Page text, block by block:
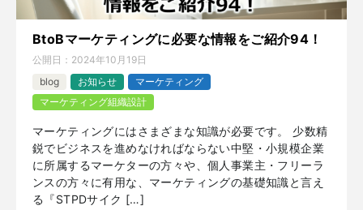
BtoBマーケティングに必要な情報をご紹介94！
公開日： 2024年10月19日
blog
お知らせ
マーケティング
マーケティング組織設計
マーケティングにはさまざまな知識が必要です。 少数精
鋭でビジネスを進めなければならない中堅・小規模企業
に所属するマーケターの方々や、個人事業主・フリーラ
ンスの方々に有用な、マーケティングの基礎知識と言え
る『STPDサイク […]